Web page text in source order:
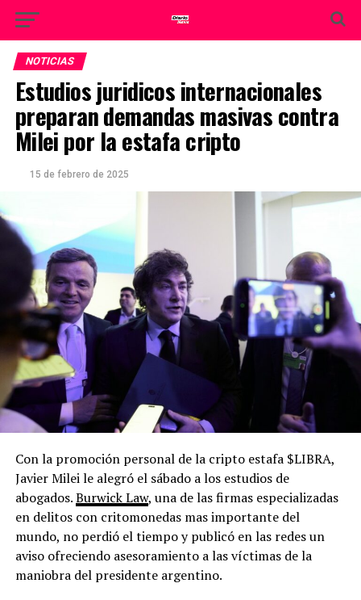
NOTICIAS
Estudios juridicos internacionales
preparan demandas masivas contra
Milei por la estafa cripto
15 de febrero de 2025
Con la promoción personal de la cripto estafa $LIBRA,
Javier Milei le alegró el sábado a los estudios de
abogados.Burwick Law, una de las firmas especializadas
en delitos con critomonedas mas importante del
mundo, no perdió el tiempo y publicó en las redes un
aviso ofreciendo asesoramiento a las víctimas de la
maniobra del presidente argentino.